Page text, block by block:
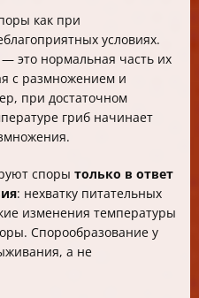
как при
условиях.
это нормальная часть их
с размножением и
при достаточном
гриб начинает
споры только в ответ
: нехватку питательных
изменения температуры
Спорообразование у
а не